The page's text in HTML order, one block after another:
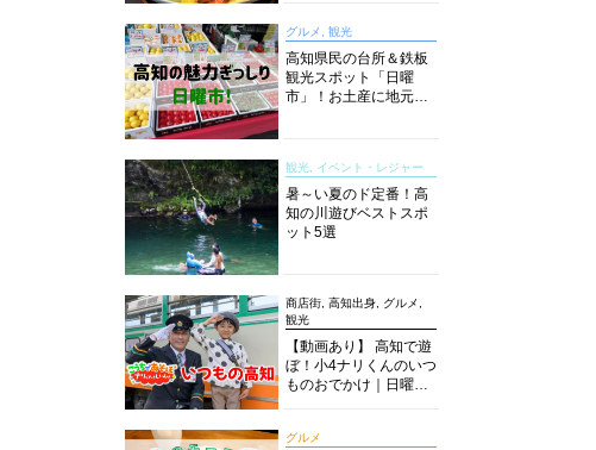
グルメ, 観光
高知県民の台所＆鉄板
観光スポット「日曜
市」！お土産に地元野
説！
観光, イベント・レジャー
暑～い夏のド定番！高
知の川遊びベストスポ
ット5選
商店街, 高知出身, グルメ,
観光
【動画あり】 高知で遊
ぼ！小4ナリくんのいつ
ものおでかけ｜日曜市
グルメ